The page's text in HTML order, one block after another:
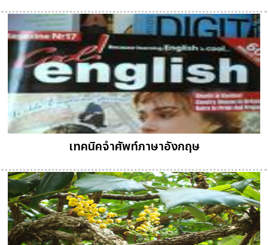
เทคนิคจำศัพท์ภาษาอังกฤษ